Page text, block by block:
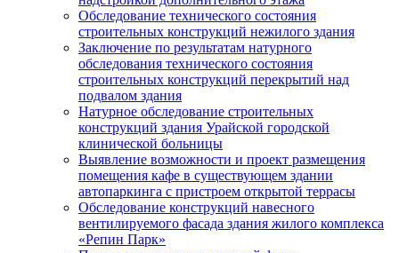
Обследование технического состояния
строительных конструкций нежилого здания
Заключение по результатам натурного
обследования технического состояния
строительных конструкций перекрытий над
подвалом здания
Натурное обследование строительных
конструкций здания Урайской городской
клинической больницы
Выявление возможности и проект размещения
помещения кафе в существующем здании
автопаркинга с пристроем открытой террасы
Обследование конструкций навесного
вентилируемого фасада здания жилого комплекса
«Репин Парк»